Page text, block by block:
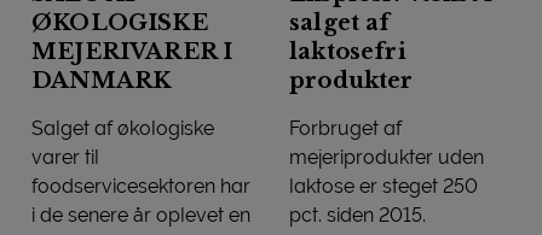
ØKOLOGISKE
MEJERIVARER I
DANMARK
Salget af økologiske
varer til
foodservicesektoren har
i de senere år oplevet en
salget af
laktosefri
produkter
Forbruget af
mejeriprodukter uden
laktose er steget 250
pct. siden 2015.